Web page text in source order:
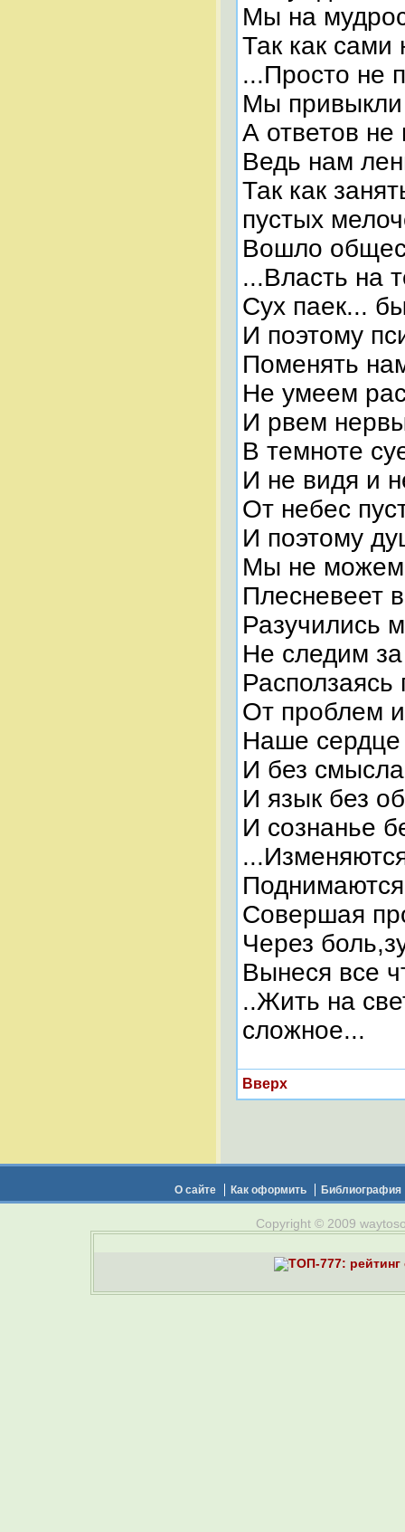
Мы на
Так как
...Просто не
Мы привыкли
А ответов
Ведь нам
Так как
пустых
Вошло
...Власть на
Сух паек...
И поэтому
Поменять
Не умеем
И рвем
В темноте
И не видя и
От небес
И поэтому
Мы не можем
Плесневеет
Разучились
Не следим
От проблем
Наше сердце
И без
И язык без
И сознанье
Совершая
Через
Вынеся все
..Жить на
сложное...
Вверх
О сайте Как оформить Библиография
Copyright © 2009